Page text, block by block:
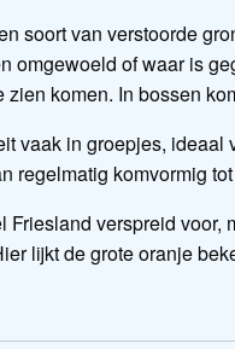
soort van verstoorde
omgewoeld of waar is
komen. In bossen
vaak in groepjes,
regelmatig komvormig
Friesland verspreid
lijkt de grote oranje